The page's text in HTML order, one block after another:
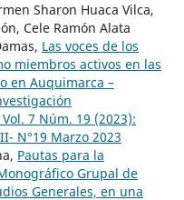
Sharon Huaca Vilca,
Cele Ramón Alata
Las voces de los
miembros activos en las
en Auquimarca –
7 Núm. 19 (2023):
N°19 Marzo 2023
Pautas para la
Grupal de
Generales, en una